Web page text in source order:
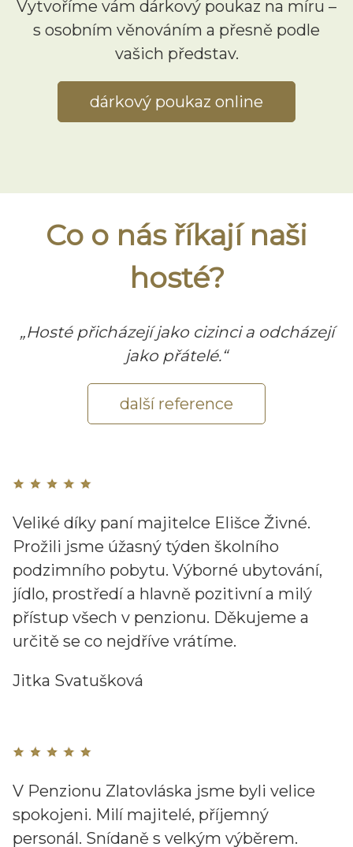
Vytvoříme vám dárkový poukaz na míru –
s osobním věnováním a přesně podle
vašich představ.
dárkový poukaz online
Co o nás říkají naši
hosté?
„Hosté přicházejí jako cizinci a odcházejí
jako přátelé.“
další reference
Veliké díky paní majitelce Elišce Živné.
Prožili jsme úžasný týden školního
podzimního pobytu. Výborné ubytování,
jídlo, prostředí a hlavně pozitivní a milý
přístup všech v penzionu. Děkujeme a
určitě se co nejdříve vrátíme.
Jitka Svatušková
V Penzionu Zlatovláska jsme byli velice
spokojeni. Milí majitelé, příjemný
personál. Snídaně s velkým výběrem.